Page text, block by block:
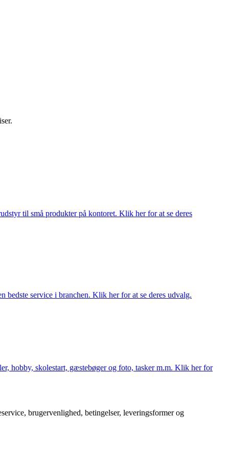
til små produkter på kontoret. Klik her for at se deres
bedste service i branchen. Klik her for at se deres udvalg.
hobby, skolestart, gæstebøger og foto, tasker m.m. Klik her for
brugervenlighed, betingelser, leveringsformer og